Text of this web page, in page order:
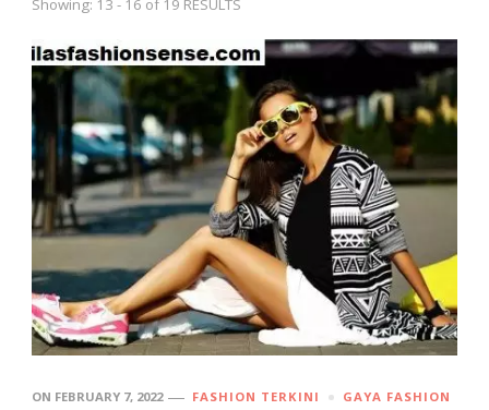
Showing: 13 - 16 of 19 RESULTS
ON FEBRUARY 7, 2022 FASHION TERKINI GAYA FASHION